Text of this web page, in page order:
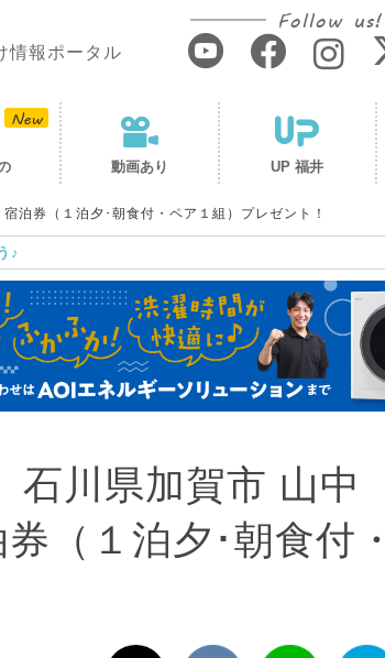
情報ポータル
Follow us!
動画あり UP 福井
泊券（１泊夕･朝食付・ペア１組）プレゼント！
♪
石川県加賀市 山中
（１泊夕･朝食付